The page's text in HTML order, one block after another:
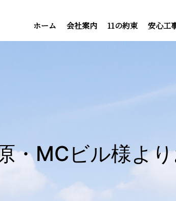
ホーム 会社案内 11の約束 安心工
・MCビル様よ